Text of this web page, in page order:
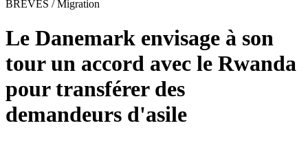
BRÈVES / Migration
Le Danemark envisage à son
tour un accord avec le Rwanda
pour transférer des
demandeurs d'asile